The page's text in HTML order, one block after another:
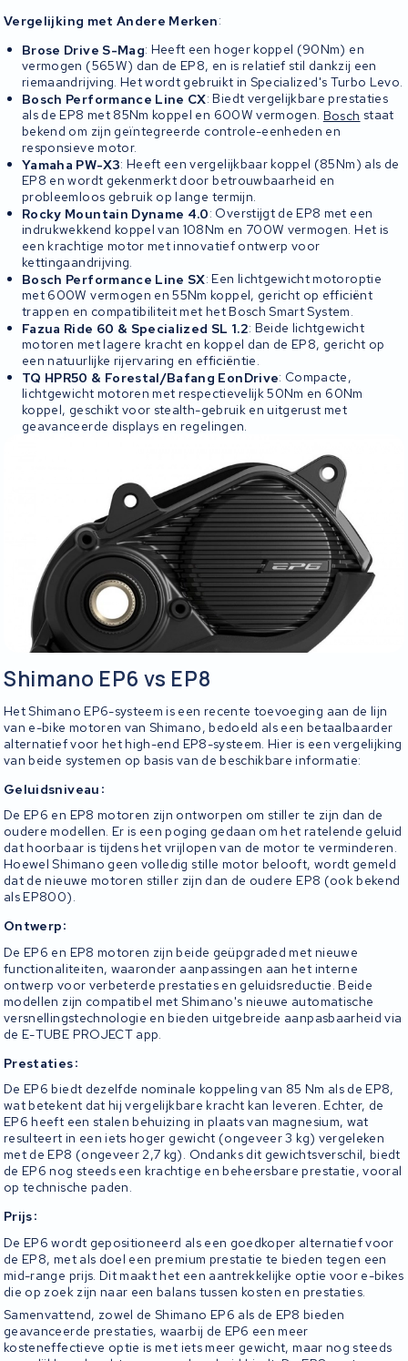
Vergelijking met Andere Merken:
Brose Drive S-Mag: Heeft een hoger koppel (90Nm) en
vermogen (565W) dan de EP8, en is relatief stil dankzij een
riemaandrijving. Het wordt gebruikt in Specialized's Turbo Levo.
Bosch Performance Line CX: Biedt vergelijkbare prestaties
als de EP8 met 85Nm koppel en 600W vermogen. Bosch staat
bekend om zijn geïntegreerde controle-eenheden en
responsieve motor.
Yamaha PW-X3: Heeft een vergelijkbaar koppel (85Nm) als de
EP8 en wordt gekenmerkt door betrouwbaarheid en
probleemloos gebruik op lange termijn.
Rocky Mountain Dyname 4.0: Overstijgt de EP8 met een
indrukwekkend koppel van 108Nm en 700W vermogen. Het is
een krachtige motor met innovatief ontwerp voor
kettingaandrijving.
Bosch Performance Line SX: Een lichtgewicht motoroptie
met 600W vermogen en 55Nm koppel, gericht op efficiënt
trappen en compatibiliteit met het Bosch Smart System.
Fazua Ride 60 & Specialized SL 1.2: Beide lichtgewicht
motoren met lagere kracht en koppel dan de EP8, gericht op
een natuurlijke rijervaring en efficiëntie.
TQ HPR50 & Forestal/Bafang EonDrive: Compacte,
lichtgewicht motoren met respectievelijk 50Nm en 60Nm
koppel, geschikt voor stealth-gebruik en uitgerust met
geavanceerde displays en regelingen.
Shimano EP6 vs EP8
Het Shimano EP6-systeem is een recente toevoeging aan de lijn
van e-bike motoren van Shimano, bedoeld als een betaalbaarder
alternatief voor het high-end EP8-systeem. Hier is een vergelijking
van beide systemen op basis van de beschikbare informatie:
Geluidsniveau :
De EP6 en EP8 motoren zijn ontworpen om stiller te zijn dan de
oudere modellen. Er is een poging gedaan om het ratelende geluid
dat hoorbaar is tijdens het vrijlopen van de motor te verminderen.
Hoewel Shimano geen volledig stille motor belooft, wordt gemeld
dat de nieuwe motoren stiller zijn dan de oudere EP8 (ook bekend
als EP800).
Ontwerp:
De EP6 en EP8 motoren zijn beide geüpgraded met nieuwe
functionaliteiten, waaronder aanpassingen aan het interne
ontwerp voor verbeterde prestaties en geluidsreductie. Beide
modellen zijn compatibel met Shimano's nieuwe automatische
versnellingstechnologie en bieden uitgebreide aanpasbaarheid via
de E-TUBE PROJECT app.
Prestaties:
De EP6 biedt dezelfde nominale koppeling van 85 Nm als de EP8,
wat betekent dat hij vergelijkbare kracht kan leveren. Echter, de
EP6 heeft een stalen behuizing in plaats van magnesium, wat
resulteert in een iets hoger gewicht (ongeveer 3 kg) vergeleken
met de EP8 (ongeveer 2,7 kg). Ondanks dit gewichtsverschil, biedt
de EP6 nog steeds een krachtige en beheersbare prestatie, vooral
op technische paden.
Prijs:
De EP6 wordt gepositioneerd als een goedkoper alternatief voor
de EP8, met als doel een premium prestatie te bieden tegen een
mid-range prijs. Dit maakt het een aantrekkelijke optie voor e-bikes
die op zoek zijn naar een balans tussen kosten en prestaties.
Samenvattend, zowel de Shimano EP6 als de EP8 bieden
geavanceerde prestaties, waarbij de EP6 een meer
kosteneffectieve optie is met iets meer gewicht, maar nog steeds